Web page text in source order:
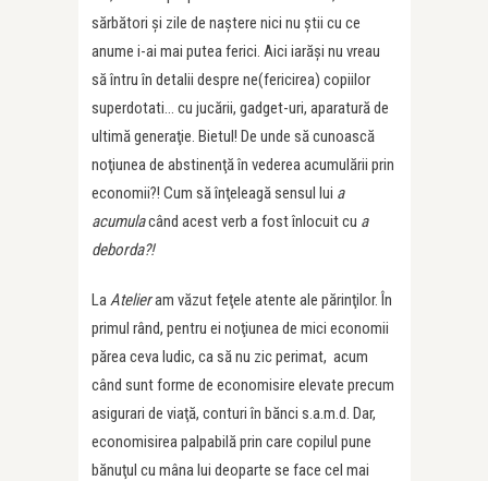
sărbători şi zile de naştere nici nu ştii cu ce
anume i-ai mai putea ferici. Aici iarăşi nu vreau
să întru în detalii despre ne(fericirea) copiilor
superdotati… cu jucării, gadget-uri, aparatură de
ultimă generaţie. Bietul! De unde să cunoască
noţiunea de abstinenţă în vederea acumulării prin
economii?! Cum să înţeleagă sensul lui a
acumulacând acest verb a fost înlocuit cu a
deborda?!
LaAtelieram văzut feţele atente ale părinţilor. În
primul rând, pentru ei noţiunea de mici economii
părea ceva ludic, ca să nu zic perimat, acum
când sunt forme de economisire elevate precum
asigurari de viaţă, conturi în bănci s.a.m.d. Dar,
economisirea palpabilă prin care copilul pune
bănuţul cu mâna lui deoparte se face cel mai